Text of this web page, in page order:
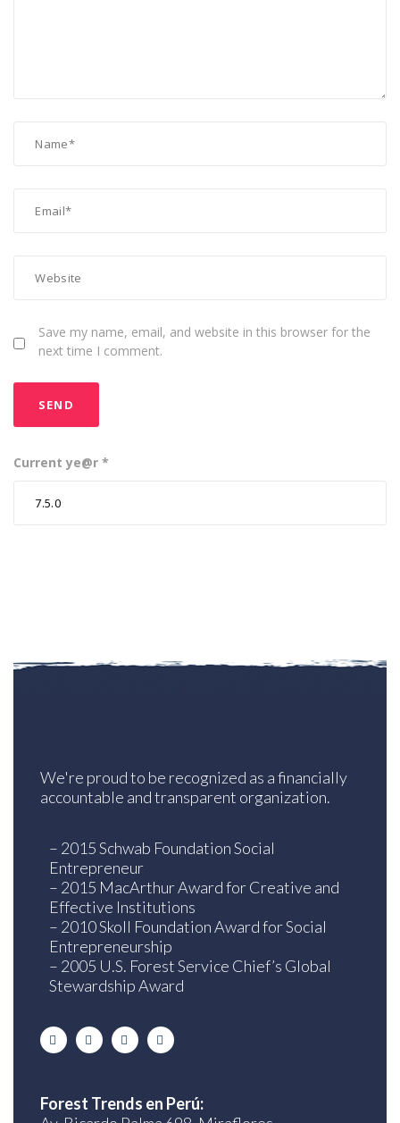
Save my name, email, and website in this browser for the
next time I comment.
Current ye@r *
We're proud to be recognized as a financially
accountable and transparent organization.
– 2015 Schwab Foundation Social
Entrepreneur
– 2015 MacArthur Award for Creative and
Effective Institutions
– 2010 Skoll Foundation Award for Social
Entrepreneurship
– 2005 U.S. Forest Service Chief’s Global
Stewardship Award
Forest Trends en Perú: